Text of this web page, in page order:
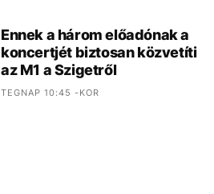
Ennek a három előadónak a
koncertjét biztosan közvetíti
az M1 a Szigetről
TEGNAP 10:45 -KOR